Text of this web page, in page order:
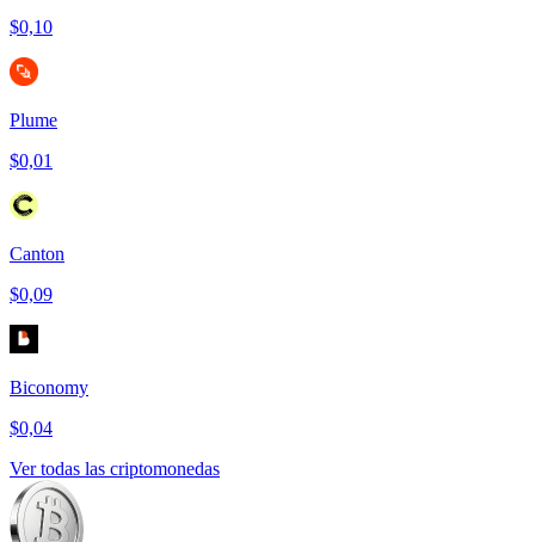
$0,10
Plume
$0,01
Canton
$0,09
Biconomy
$0,04
Ver todas las criptomonedas